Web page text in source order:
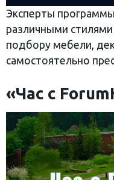
Эксперты
различными
подбору мебели,
самостоятельно
«Час с